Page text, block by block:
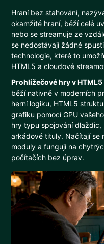
Hraní bez stahování,
okamžité hraní, běží celé
nebo se streamuje ze
se nedostávají žádné
technologie, které to
HTML5 a cloudové
Prohlížečové hry v HTML5
běží nativně v moderních
herní logiku, HTML5
grafiku pomocí GPU
hry typu spojování
arkádové tituly. Načítají se
moduly a fungují na
počítačích bez úprav.